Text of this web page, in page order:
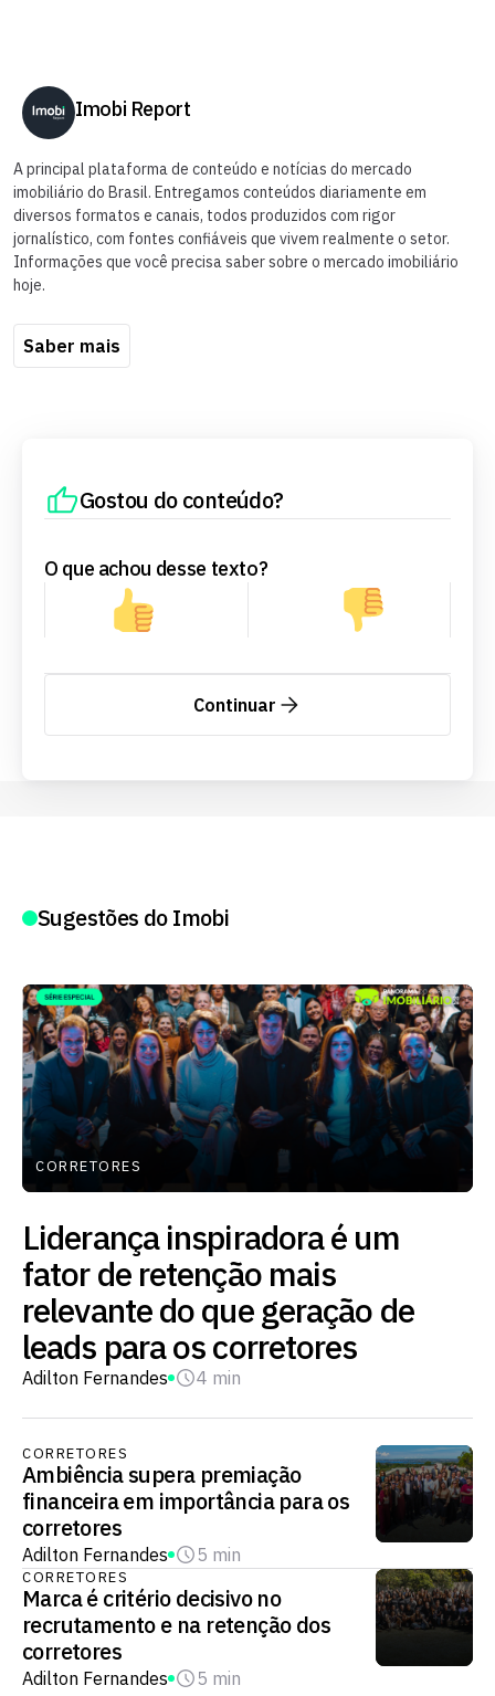
Imobi Report
A principal plataforma de conteúdo e notícias do mercado
imobiliário do Brasil. Entregamos conteúdos diariamente em
diversos formatos e canais, todos produzidos com rigor
jornalístico, com fontes confiáveis que vivem realmente o setor.
Informações que você precisa saber sobre o mercado imobiliário
hoje.
Saber mais
Gostou do conteúdo?
O que achou desse texto?
Continuar
Sugestões do Imobi
CORRETORES
Liderança inspiradora é um
fator de retenção mais
relevante do que geração de
leads para os corretores
Adilton Fernandes 4 min
CORRETORES
Ambiência supera premiação
financeira em importância para os
corretores
Adilton Fernandes 5 min
CORRETORES
Marca é critério decisivo no
recrutamento e na retenção dos
corretores
Adilton Fernandes 5 min